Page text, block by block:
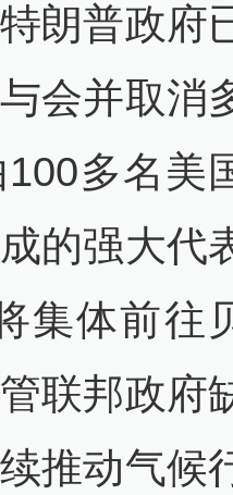
朗普政府
会并取消
多名美
的强大代
集体前往
联邦政府
推动气候